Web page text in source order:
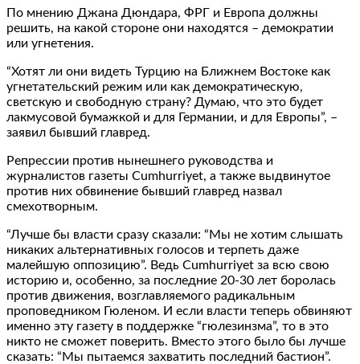
По мнению Джана Дюндара, ФРГ и Европа должны
решить, на какой стороне они находятся – демократии
или угнетения.
“Хотят ли они видеть Турцию на Ближнем Востоке как
угнетательский режим или как демократическую,
светскую и свободную страну? Думаю, что это будет
лакмусовой бумажкой и для Германии, и для Европы”, –
заявил бывший главред.
Репрессии против нынешнего руководства и
журналистов газеты Cumhurriyet, а также выдвинутое
против них обвинение бывший главред назвал
смехотворным.
“Лучше бы власти сразу сказали: “Мы не хотим слышать
никаких альтернативных голосов и терпеть даже
малейшую оппозицию”. Ведь Cumhurriyet за всю свою
историю и, особенно, за последние 20-30 лет боролась
против движения, возглавляемого радикальным
проповедником Гюленом. И если власти теперь обвиняют
именно эту газету в поддержке “гюлезинзма”, то в это
никто не сможет поверить. Вместо этого было бы лучше
сказать: “Мы пытаемся захватить последний бастион”.